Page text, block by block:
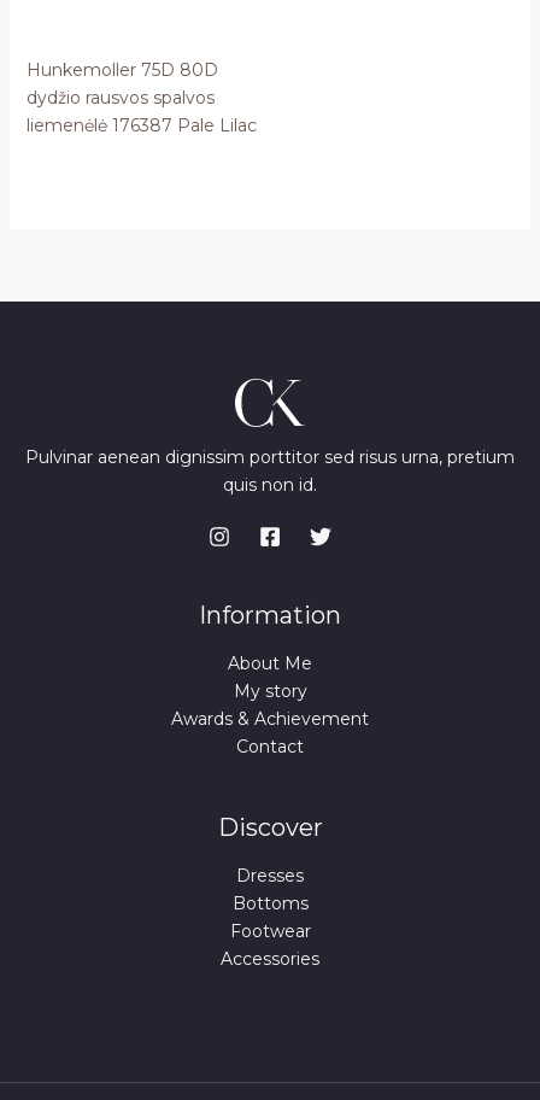
Hunkemoller 75D 80D
dydžio rausvos spalvos
liemenėlė 176387 Pale Lilac
Pulvinar aenean dignissim porttitor sed risus urna, pretium
quis non id.
Information
About Me
My story
Awards & Achievement
Contact
Discover
Dresses
Bottoms
Footwear
Accessories